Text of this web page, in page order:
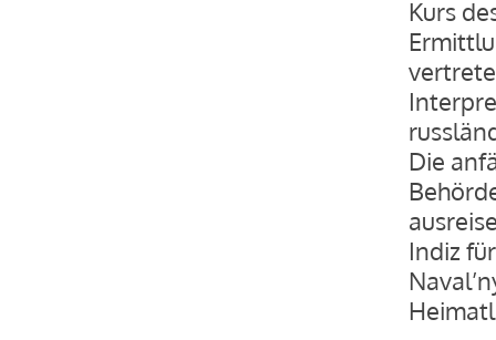
Kurs
Die
Indiz